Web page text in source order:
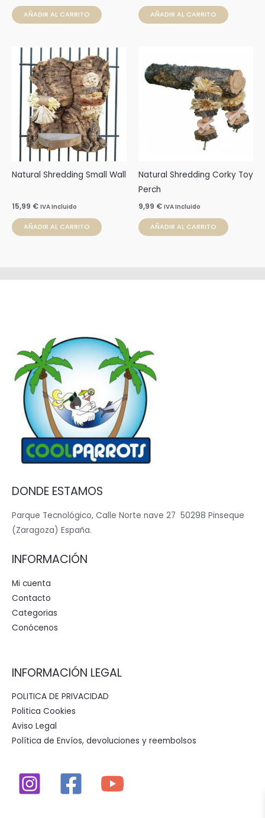
AÑADIR AL CARRITO AÑADIR AL CARRITO
Natural Shredding Small Wall
15,99 € IVA Incluido
AÑADIR AL CARRITO
Natural Shredding Corky Toy
Perch
9,99 € IVA Incluido
AÑADIR AL CARRITO
DONDE ESTAMOS
Parque Tecnológico, Calle Norte nave 27 50298 Pinseque
(Zaragoza) España.
INFORMACIÓN
Mi cuenta
Contacto
Categorias
Conócenos
INFORMACIÓN LEGAL
POLITICA DE PRIVACIDAD
Politica Cookies
Aviso Legal
Política de Envíos, devoluciones y reembolsos